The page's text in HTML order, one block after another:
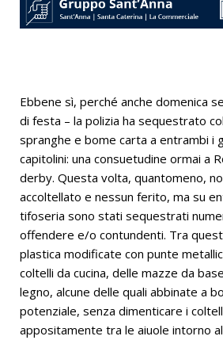
Ebbene sì, perché anche domenica
di festa – la polizia ha sequestrato
spranghe e bome carta a entrambi i
capitolini: una consuetudine ormai a
derby. Questa volta, quantomeno,
accoltellato e nessun ferito, ma su
tifoseria sono stati sequestrati
offendere e/o contundenti. Tra
plastica modificate con punte
coltelli da cucina, delle mazze da
legno, alcune delle quali abbinate a
potenziale, senza dimenticare i
appositamente tra le aiuole intorno